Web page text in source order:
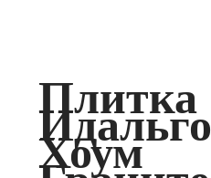
Плитка
Идальго
Хоум